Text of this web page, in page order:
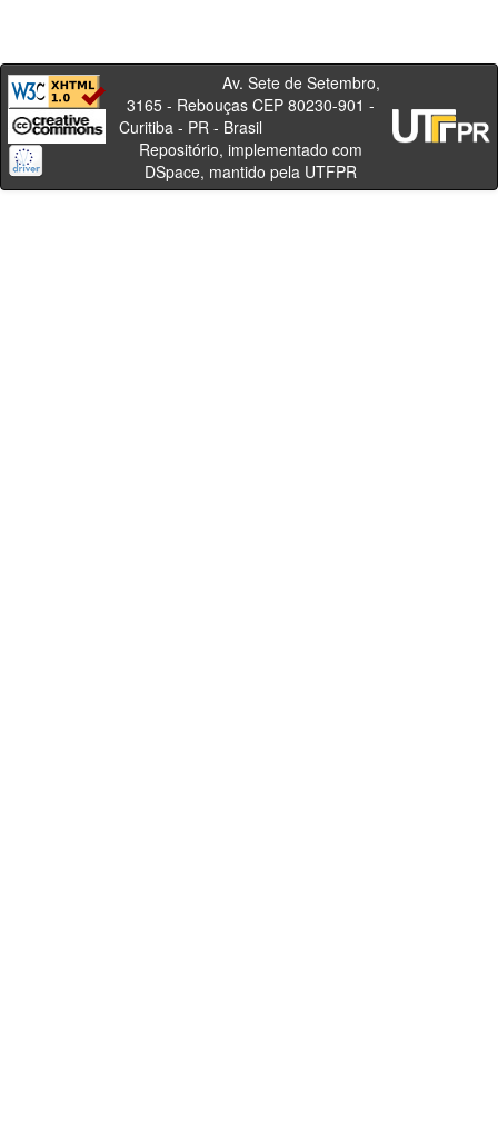
Av. Sete de Setembro,
3165 - Rebouças CEP 80230-901 -
Curitiba - PR - Brasil
Repositório, implementado com
DSpace, mantido pela UTFPR